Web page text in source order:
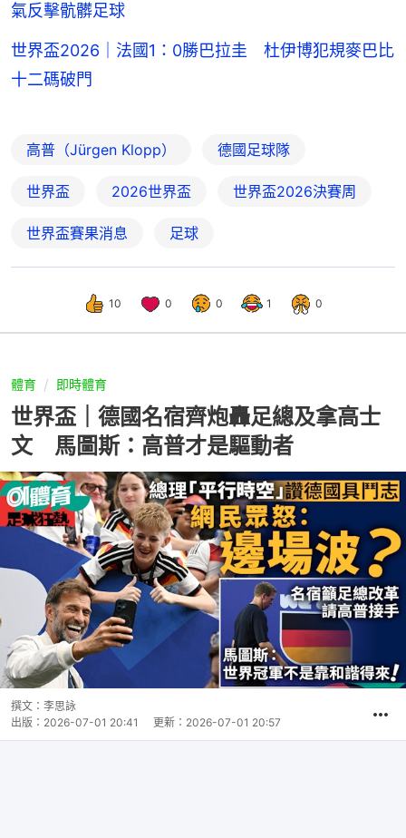
氣反擊骯髒足球
世界盃2026｜法國1：0勝巴拉圭 杜伊博犯規麥巴比
十二碼破門
高普（Jürgen Klopp） 德國足球隊
世界盃 2026世界盃 世界盃2026決賽周
世界盃賽果消息 足球
10 0 0 1 0
體育 即時體育
世界盃｜德國名宿齊炮轟足總及拿高士
文 馬圖斯：高普才是驅動者
撰文： 李思詠
出版： 2026-07-01 20:41 更新： 2026-07-01 20:57